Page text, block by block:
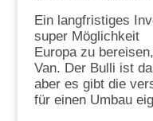
Ein langfristiges
super Möglichkeit
Europa zu
Van. Der Bulli ist
aber es gibt die
für einen Umbau